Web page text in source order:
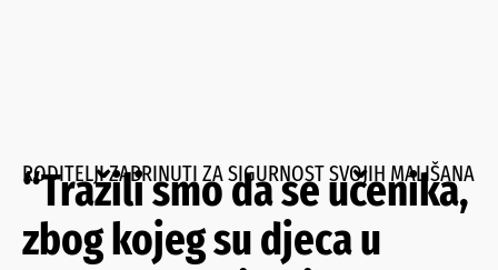
RODITELJI ZABRINUTI ZA SIGURNOST SVOJIH MALIŠANA
“Tražili smo da se učenika,
zbog kojeg su djeca u